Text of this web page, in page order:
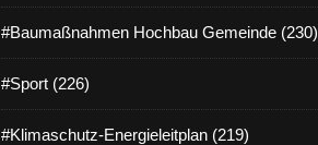
#Baumaßnahmen Hochbau Gemeinde (230)
#Sport (226)
#Klimaschutz-Energieleitplan (219)